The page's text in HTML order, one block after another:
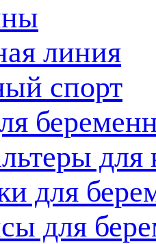
линия
спорт
для
для